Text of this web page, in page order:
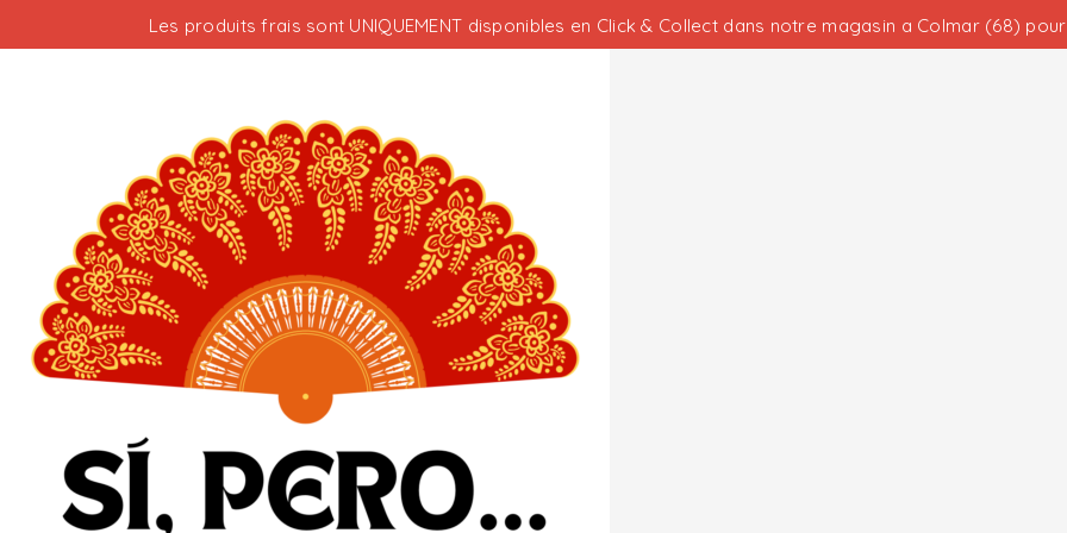
Les produits frais sont UNIQUEMENT disponibles en Click & Collect dans notre magasin a Colmar (68)